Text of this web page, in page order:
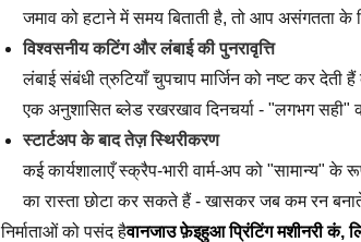
जमाव को हटाने में समय बिताती है, तो आप असंगतता के
विश्वसनीय कटिंग और लंबाई की पुनरावृत्ति
लंबाई संबंधी त्रुटियाँ चुपचाप मार्जिन को नष्ट कर देती
एक अनुशासित ब्लेड रखरखाव दिनचर्या - "लगभग सही"
स्टार्टअप के बाद तेज़ स्थिरीकरण
कई कार्यशालाएँ स्क्रैप-भारी वार्म-अप को "सामान्य"
का रास्ता छोटा कर सकते हैं - खासकर जब कम रन
निर्माताओं को पसंद हैवानजाउ फ़ेइहुआ प्रिंटिंग मशीनरी कं,